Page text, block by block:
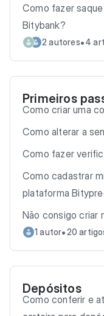
Como fazer
Bitybank?
2 autores•4
Primeiros
Como criar uma
Como alterar a
Como fazer
Como cadastrar
plataforma
Não consigo criar
1 autor•20
Depósitos
Como conferir e